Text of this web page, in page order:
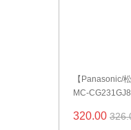
【Panasonic/
MC-
320.00